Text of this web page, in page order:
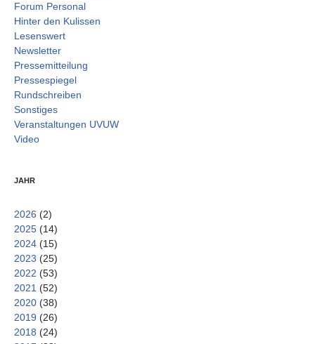
Forum Personal
Hinter den Kulissen
Lesenswert
Newsletter
Pressemitteilung
Pressespiegel
Rundschreiben
Sonstiges
Veranstaltungen UVUW
Video
JAHR
2026 (2)
2025 (14)
2024 (15)
2023 (25)
2022 (53)
2021 (52)
2020 (38)
2019 (26)
2018 (24)